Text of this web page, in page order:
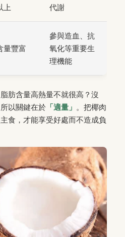
上
代謝
量豐富
參與造血、抗
氧化等重要生
理機能
肪含量高熱量不就很高？沒
以關鍵在於 「適量」 。把椰肉
食，才能享受好處而不造成負